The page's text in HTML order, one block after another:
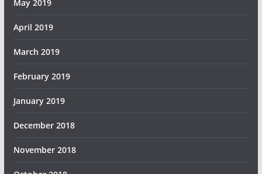
May 2019
April 2019
March 2019
February 2019
January 2019
December 2018
November 2018